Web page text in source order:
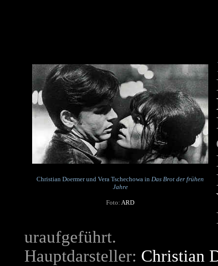
Christian Doermer und Vera Tschechowa in Das Brot der frühen
Jahre
Foto: ARD
uraufgeführt.
Hauptdarsteller: Christian